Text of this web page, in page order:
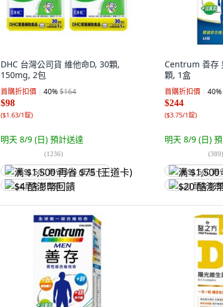
DHC 台灣公司貨 維他命D, 30顆,
150mg, 2包
首購折扣價 40%$164
$98
($1.63/1錠)
明天 8/9 (日) 預計送達
(1236)
满 $1,500 再省 $75 (王道卡)
$4 酷澎幣回饋
Centrum 善存
顆, 1盒
首購折扣價 40%
$244
($3.75/1錠)
明天 8/9 (日)
(389)
满 $1,500 再
$20 酷澎幣